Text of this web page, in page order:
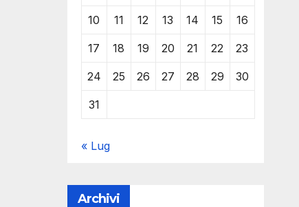
10 11 12 13 14 15 16
17 18 19 20 21 22 23
24 25 26 27 28 29 30
31
« Lug
Archivi